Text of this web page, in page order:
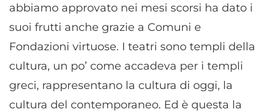
abbiamo approvato nei mesi scorsi ha dato i
suoi frutti anche grazie a Comuni e
Fondazioni virtuose. I teatri sono templi della
cultura, un po’ come accadeva per i templi
greci, rappresentano la cultura di oggi, la
cultura del contemporaneo. Ed è questa la